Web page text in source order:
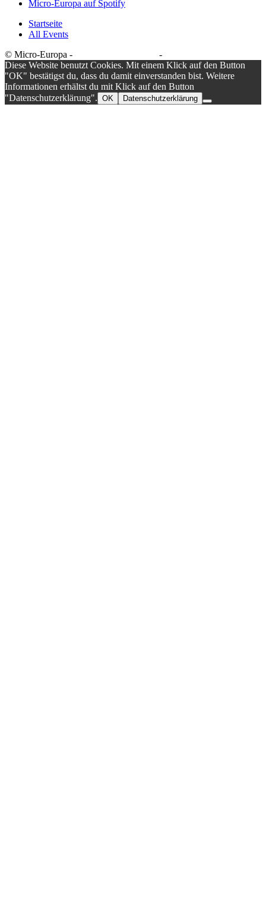
Micro-Europa auf Spotify
Startseite
All Events
© Micro-Europa -
-
Diese Website benutzt Cookies. Mit einem Klick auf den Button
"OK" bestätigst du, dass du damit einverstanden bist. Weitere
Informationen erhältst du mit Klick auf den Button
"Datenschutzerklärung". OK Datenschutzerklärung